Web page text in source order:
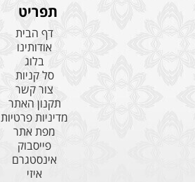
תפריט
דף הבית
אודותינו
בלוג
סל קניות
צור קשר
תקנון האתר
מדיניות פרטיות
מפת אתר
פייסבוק
אינסטגרם
איזי